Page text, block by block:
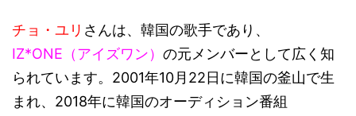
チョ・ユリ さんは、韓国の歌手であり、
IZ*ONE（アイズワン） の元メンバーとして広く知
られています。2001年10月22日に韓国の釜山で生
まれ、2018年に韓国のオーディション番組